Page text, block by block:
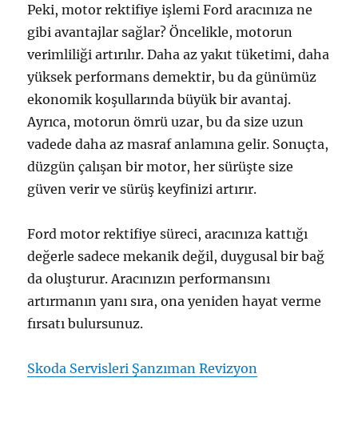
Peki, motor rektifiye işlemi Ford aracınıza ne
gibi avantajlar sağlar? Öncelikle, motorun
verimliliği artırılır. Daha az yakıt tüketimi, daha
yüksek performans demektir, bu da günümüz
ekonomik koşullarında büyük bir avantaj.
Ayrıca, motorun ömrü uzar, bu da size uzun
vadede daha az masraf anlamına gelir. Sonuçta,
düzgün çalışan bir motor, her sürüşte size
güven verir ve sürüş keyfinizi artırır.
Ford motor rektifiye süreci, aracınıza kattığı
değerle sadece mekanik değil, duygusal bir bağ
da oluşturur. Aracınızın performansını
artırmanın yanı sıra, ona yeniden hayat verme
fırsatı bulursunuz.
Skoda Servisleri Şanzıman Revizyon